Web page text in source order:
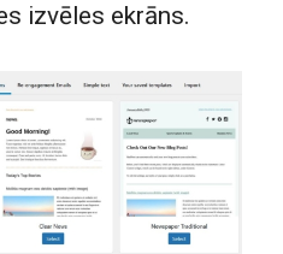
izvēles ekrāns.